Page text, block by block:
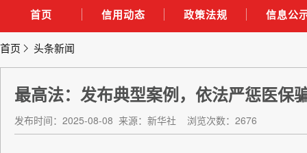
首页 信用动态 政策法规 信息公
首页 头条新闻
最高法：发布典型案例，依法严惩医保
发布时间：2025-08-08 来源：新华社 浏览次数：2676